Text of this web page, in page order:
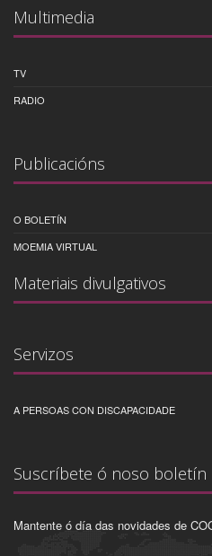
Multimedia
TV
RADIO
Publicacións
O BOLETÍN
MOEMIA VIRTUAL
Materiais divulgativos
Servizos
A PERSOAS CON DISCAPACIDADE
Suscríbete ó noso boletín
Mantente ó día das novidades de